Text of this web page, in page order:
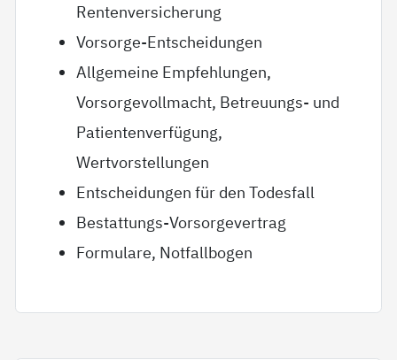
Rentenversicherung
Vorsorge-Entscheidungen
Allgemeine Empfehlungen,
Vorsorgevollmacht, Betreuungs- und
Patientenverfügung,
Wertvorstellungen
Entscheidungen für den Todesfall
Bestattungs-Vorsorgevertrag
Formulare, Notfallbogen